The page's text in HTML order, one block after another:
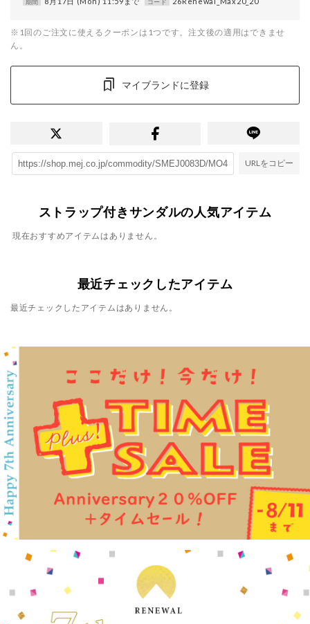
※1回のご注文に使えるクーポンは1つです。注文後の適用はできませ
ん。
マイブランドに登録
URLをコピー
ストラップ付きサンダルの人気アイテム
現在おすすめアイテムはありません。
最近チェックしたアイテム
最近チェックしたアイテムはありません。